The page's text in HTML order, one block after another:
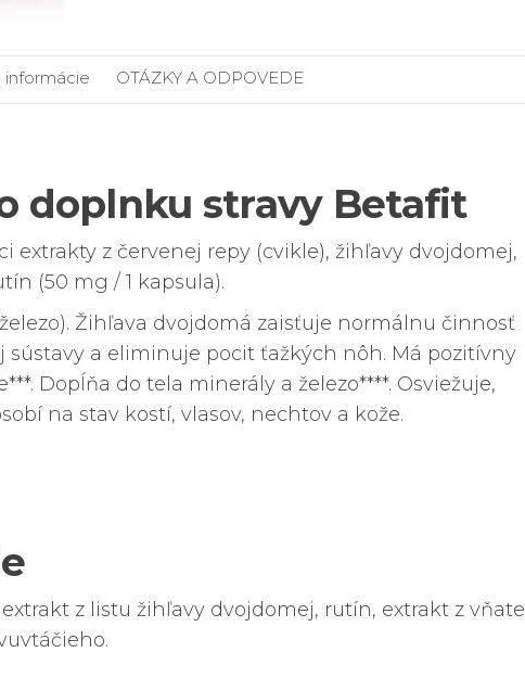
informácie OTÁZKY A ODPOVEDE
doplnku stravy Betafit
extrakty z červenej repy (cvikle), žihľavy dvojdomej,
(50 mg / 1 kapsula).
Žihľava dvojdomá zaisťuje normálnu činnosť
sústavy a eliminuje pocit ťažkých nôh. Má pozitívny
Dopĺňa do tela minerály a železo****. Osviežuje,
na stav kostí, vlasov, nechtov a kože.
z listu žihľavy dvojdomej, rutín, extrakt z vňate